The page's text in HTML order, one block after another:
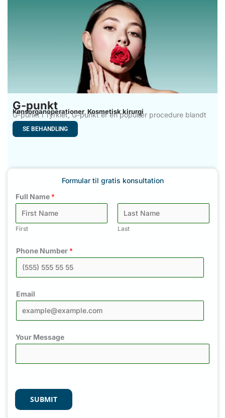
G-punkt
Kønsorganoperationer Kosmetisk kirurgi
G-punkt i Tyrkiet, G-punkt er en populær procedure blandt
kvinder,
SE BEHANDLING
Formular til gratis konsultation
Full Name *
First Last
Phone Number *
Email
Your Message
SUBMIT